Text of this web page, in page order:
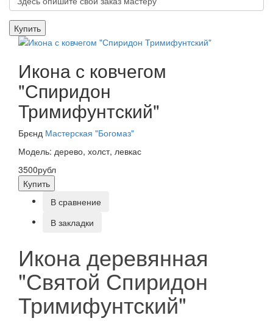
Купить
Икона с ковчегом
"Спиридон
Тримифунтский"
Брєнд Мастерская "Богомаз"
Модель: дерево, холст, левкас
3500рубл
Купить
В сравнение
В закладки
Икона деревянная
"Святой Спиридон
Тримифунтский"